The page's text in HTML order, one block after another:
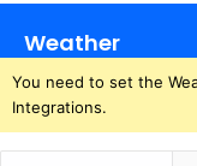
Weather
You need to set the
Integrations.